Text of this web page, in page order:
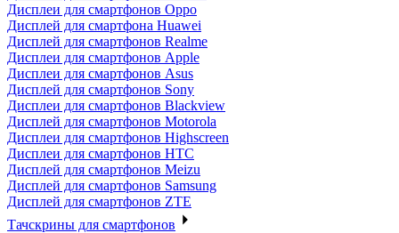
Дисплеи для смартфонов Oppo
Дисплей для смартфона Huawei
Дисплей для смартфонов Realme
Дисплеи для смартфонов Apple
Дисплеи для смартфонов Asus
Дисплей для смартфонов Sony
Дисплеи для смартфонов Blackview
Дисплей для смартфонов Motorola
Дисплеи для смартфонов Highscreen
Дисплеи для смартфонов HTC
Дисплей для смартфонов Meizu
Дисплей для смартфонов Samsung
Дисплей для смартфонов ZTE
Тачскрины для смартфонов